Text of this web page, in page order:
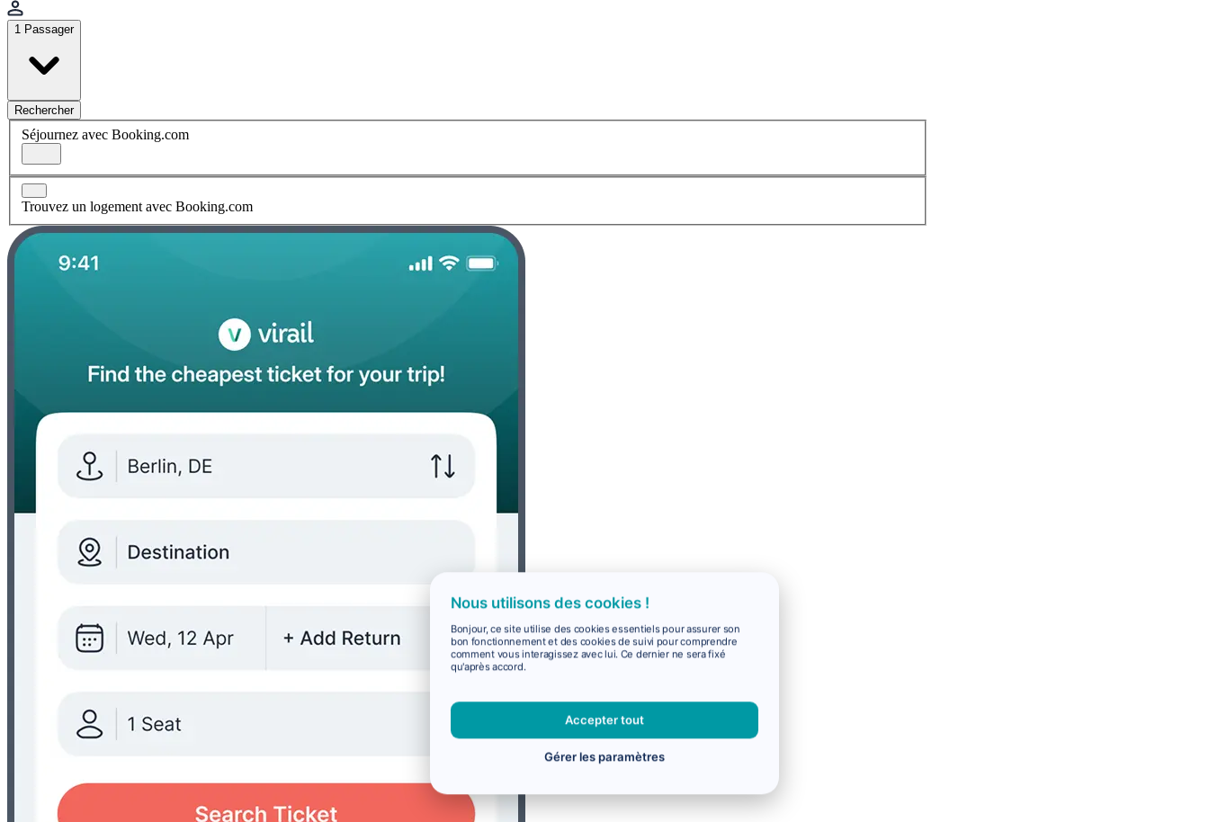
1 Passager
Rechercher
Séjournez avec Booking.com
Trouvez un logement avec Booking.com
Nous utilisons des cookies !
Bonjour, ce site utilise des cookies essentiels pour assurer son
bon fonctionnement et des cookies de suivi pour comprendre
comment vous interagissez avec lui. Ce dernier ne sera fixé
qu'après accord.
Accepter tout
Gérer les paramètres